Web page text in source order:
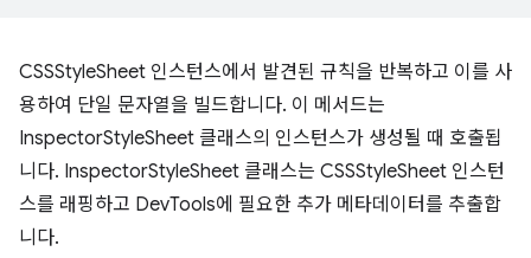
CSSStyleSheet 인스턴스에서 발견된 규칙을 반복하고 이를 사
용하여 단일 문자열을 빌드합니다. 이 메서드는
InspectorStyleSheet 클래스의 인스턴스가 생성될 때 호출됩
니다. InspectorStyleSheet 클래스는 CSSStyleSheet 인스턴
스를 래핑하고 DevTools에 필요한 추가 메타데이터를 추출합
니다.